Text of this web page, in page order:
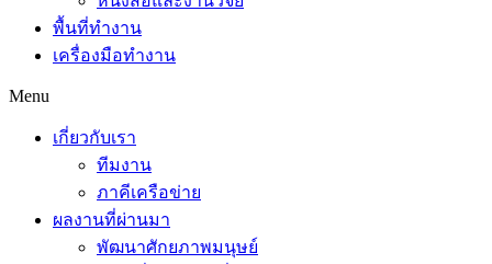
พื้นที่ทำงาน
เครื่องมือทำงาน
Menu
เกี่ยวกับเรา
ทีมงาน
ภาคีเครือข่าย
ผลงานที่ผ่านมา
พัฒนาศักยภาพมนุษย์